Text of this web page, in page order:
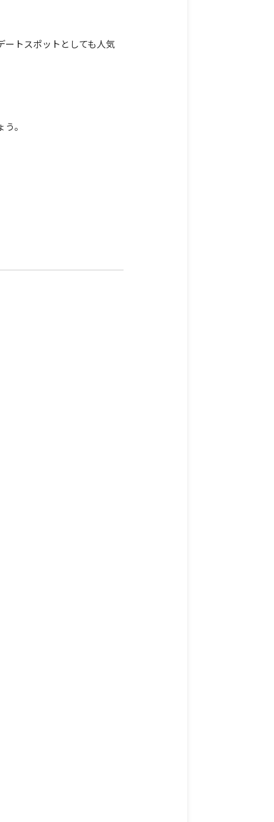
ートスポットとしても人気
。